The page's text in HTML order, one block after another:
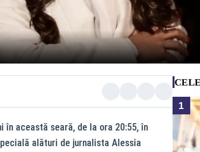
în această seară, de la ora 20:55, în
alături de jurnalista Alessia
1